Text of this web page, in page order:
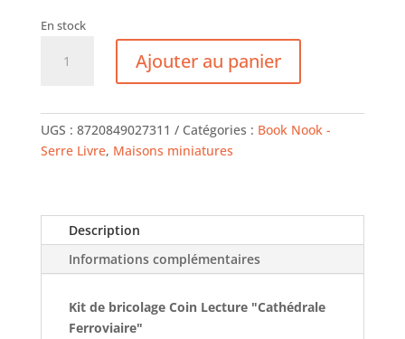
En stock
DIY
-
Ajouter au panier
UGS : 8720849027311 Catégories : Book Nook -
Serre Livre, Maisons miniatures
Description
Informations complémentaires
Kit de bricolage Coin Lecture "Cathédrale
Ferroviaire"